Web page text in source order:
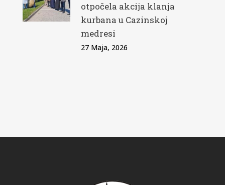
otpočela akcija klanja
kurbana u Cazinskoj
medresi
27 Maja, 2026